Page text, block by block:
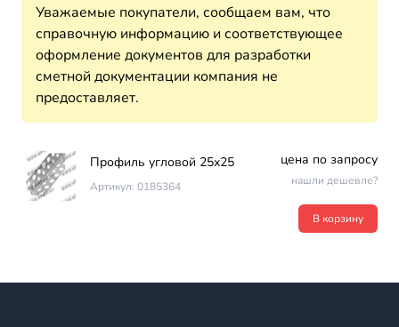
Уважаемые покупатели, сообщаем вам, что
справочную информацию и соответствующее
оформление документов для разработки
сметной документации компания не
предоставляет.
Профиль угловой 25х25
Артикул: 0185364
цена по запросу
нашли дешевле?
В корзину